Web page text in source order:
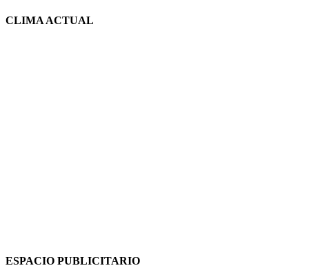
CLIMA ACTUAL
ESPACIO PUBLICITARIO